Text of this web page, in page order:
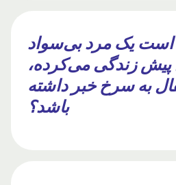
یک مرد بی‌سواد
سال پیش زندگی می‌کرده،
به سرخ خبر داشته
باشد؟